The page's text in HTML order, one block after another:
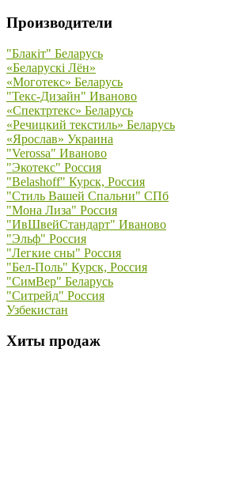
Производители
"Блакiт" Беларусь
«Беларускi Лён»
«Моготекс» Беларусь
"Текс-Дизайн" Иваново
«Спектртекс» Беларусь
«Речицкий текстиль» Беларусь
«Ярослав» Украина
"Verossa" Иваново
"Экотекс" Россия
"Belashoff" Курск, Россия
"Стиль Вашей Спальни" СПб
"Мона Лиза" Россия
"ИвШвейСтандарт" Иваново
"Эльф" Россия
"Легкие сны" Россия
"Бел-Поль" Курск, Россия
"СимВер" Беларусь
"Ситрейд" Россия
Узбекистан
Хиты продаж